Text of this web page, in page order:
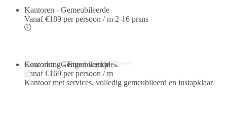
Kantoren - Gemeubileerde
Vanaf €189 per persoon / m 2-16 prsns
Kantoren - Gemeubileerde
Kantoor met services, volledig gemeubileerd en instapklaar
Coworking - Eigen werkplek
Vanaf €169 per persoon / m